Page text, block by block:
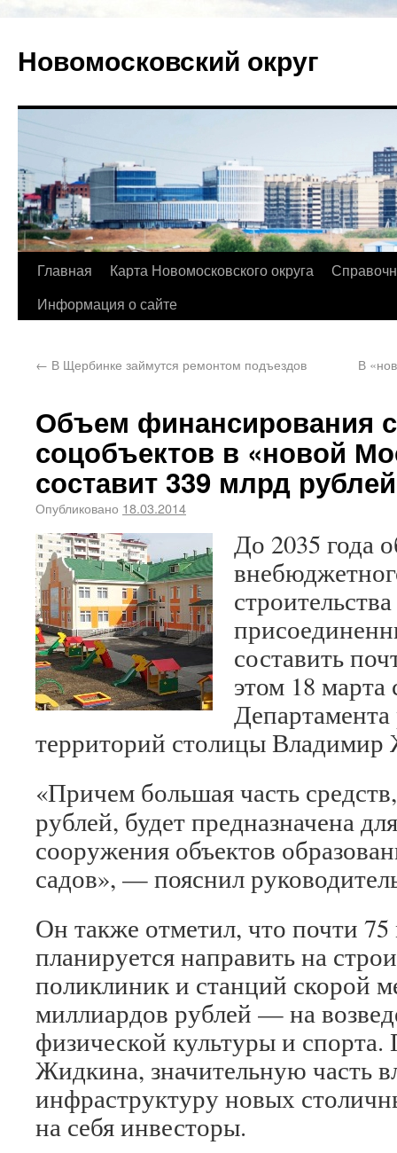
Новомосковский округ
Главная Карта Новомосковского округа
Информация о сайте
← В Щербинке займутся ремонтом подъездов В
Объем финансирования
соцобъектов в «новой
составит 339 млрд рублей
Опубликовано 18.03.2014
До 2035 года
составить
этом 18
территорий столицы
«Причем большая часть
рублей, будет предназначена
сооружения объектов
садов», — пояснил
Он также отметил, что почти
планируется направить на
поликлиник и станций скорой
миллиардов рублей — на
физической культуры и
Жидкина, значительную часть
инфраструктуру новых
на себя инвесторы.